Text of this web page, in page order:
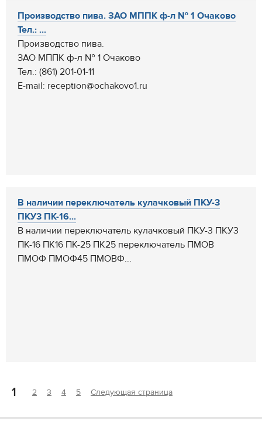
Производство пива. ЗАО МППК ф-л № 1 Очаково
Тел.: ...
Производство пива.
ЗАО МППК ф-л № 1 Очаково
Тел.: (861) 201-01-11
E-mail: reception@ochakovo1.ru
В наличии переключатель кулачковый ПКУ-3
ПКУ3 ПК-16...
В наличии переключатель кулачковый ПКУ-3 ПКУ3
ПК-16 ПК16 ПК-25 ПК25 переключатель ПМОВ
ПМОФ ПМОФ45 ПМОВФ...
1 2 3 4 5 Следующая страница